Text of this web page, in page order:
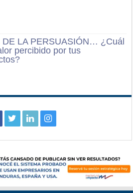
DE LA PERSUASIÓN… ¿Cuál
percibido por tus